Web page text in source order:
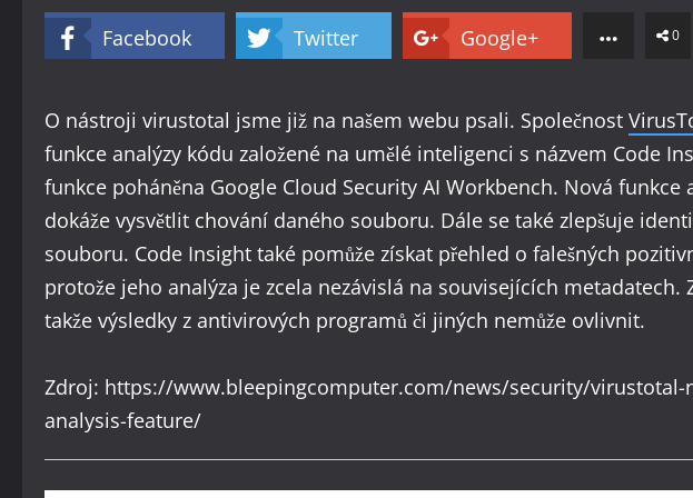
Facebook Twitter Google+ 0
O nástroji virustotal jsme již na našem webu psali. Společnost
funkce analýzy kódu založené na umělé inteligenci s názvem Code
funkce poháněna Google Cloud Security AI Workbench. Nová funkce
dokáže vysvětlit chování daného souboru. Dále se také zlepšuje
souboru. Code Insight také pomůže získat přehled o falešných
protože jeho analýza je zcela nezávislá na souvisejících
takže výsledky z antivirových programů či jiných nemůže ovlivnit.
Zdroj: https://www.bleepingcomputer.com/news/security/virustotal-
analysis-feature/